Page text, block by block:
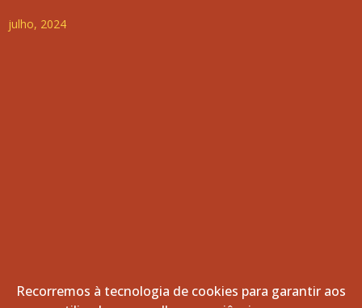
julho, 2024
Recorremos à tecnologia de cookies para garantir aos